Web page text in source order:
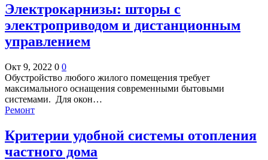
Электрокарнизы: шторы с
электроприводом и дистанционным
управлением
Окт 9, 2022 0 0
Обустройство любого жилого помещения требует
максимального оснащения современными бытовыми
системами. Для окон…
Ремонт
Критерии удобной системы отопления
частного дома